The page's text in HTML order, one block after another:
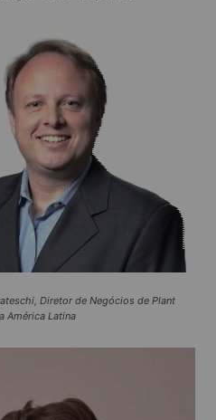
Diretor de Negócios de Plant
América Latina